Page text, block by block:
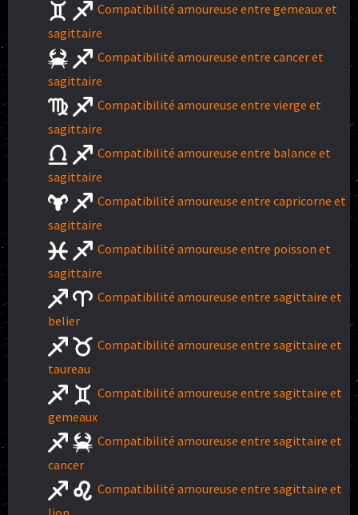
Compatibilité amoureuse entre gemeaux et
sagittaire
Compatibilité amoureuse entre cancer et
sagittaire
Compatibilité amoureuse entre vierge et
sagittaire
Compatibilité amoureuse entre balance et
sagittaire
Compatibilité amoureuse entre capricorne et
sagittaire
Compatibilité amoureuse entre poisson et
sagittaire
Compatibilité amoureuse entre sagittaire et
belier
Compatibilité amoureuse entre sagittaire et
taureau
Compatibilité amoureuse entre sagittaire et
gemeaux
Compatibilité amoureuse entre sagittaire et
cancer
Compatibilité amoureuse entre sagittaire et